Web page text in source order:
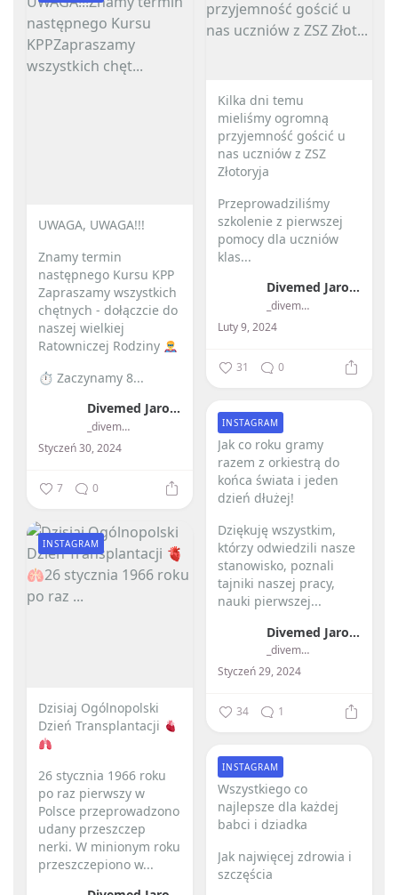
Kilka dni temu
mieliśmy ogromną
przyjemność gościć u
nas uczniów z ZSZ
Złotoryja
Przeprowadziliśmy
szkolenie z pierwszej
pomocy dla uczniów
klas...
Divemed Jarosław Przybylski
_divemed_
Luty 9, 2024
31 0
UWAGA, UWAGA!!!
Znamy termin
następnego Kursu KPP
Zapraszamy wszystkich
chętnych - dołączcie do
naszej wielkiej
Ratowniczej Rodziny
⏱ Zaczynamy 8...
Divemed Jarosław Przybylski
_divemed_
Styczeń 30, 2024
7 0
Jak co roku gramy
razem z orkiestrą do
końca świata i jeden
dzień dłużej! ️
Dziękuję wszystkim,
którzy odwiedzili nasze
stanowisko, poznali
tajniki naszej pracy,
nauki pierwszej...
Divemed Jarosław Przybylski
_divemed_
Styczeń 29, 2024
INSTAGRAM
34 1
Dzisiaj Ogólnopolski
Dzień Transplantacji
26 stycznia 1966 roku
po raz pierwszy w
Polsce przeprowadzono
udany przeszczep
nerki. W minionym roku
przeszczepiono w...
INSTAGRAM
Wszystkiego co
najlepsze dla każdej
babci i dziadka ️
Jak najwięcej zdrowia i
szczęścia
INSTAGRAM